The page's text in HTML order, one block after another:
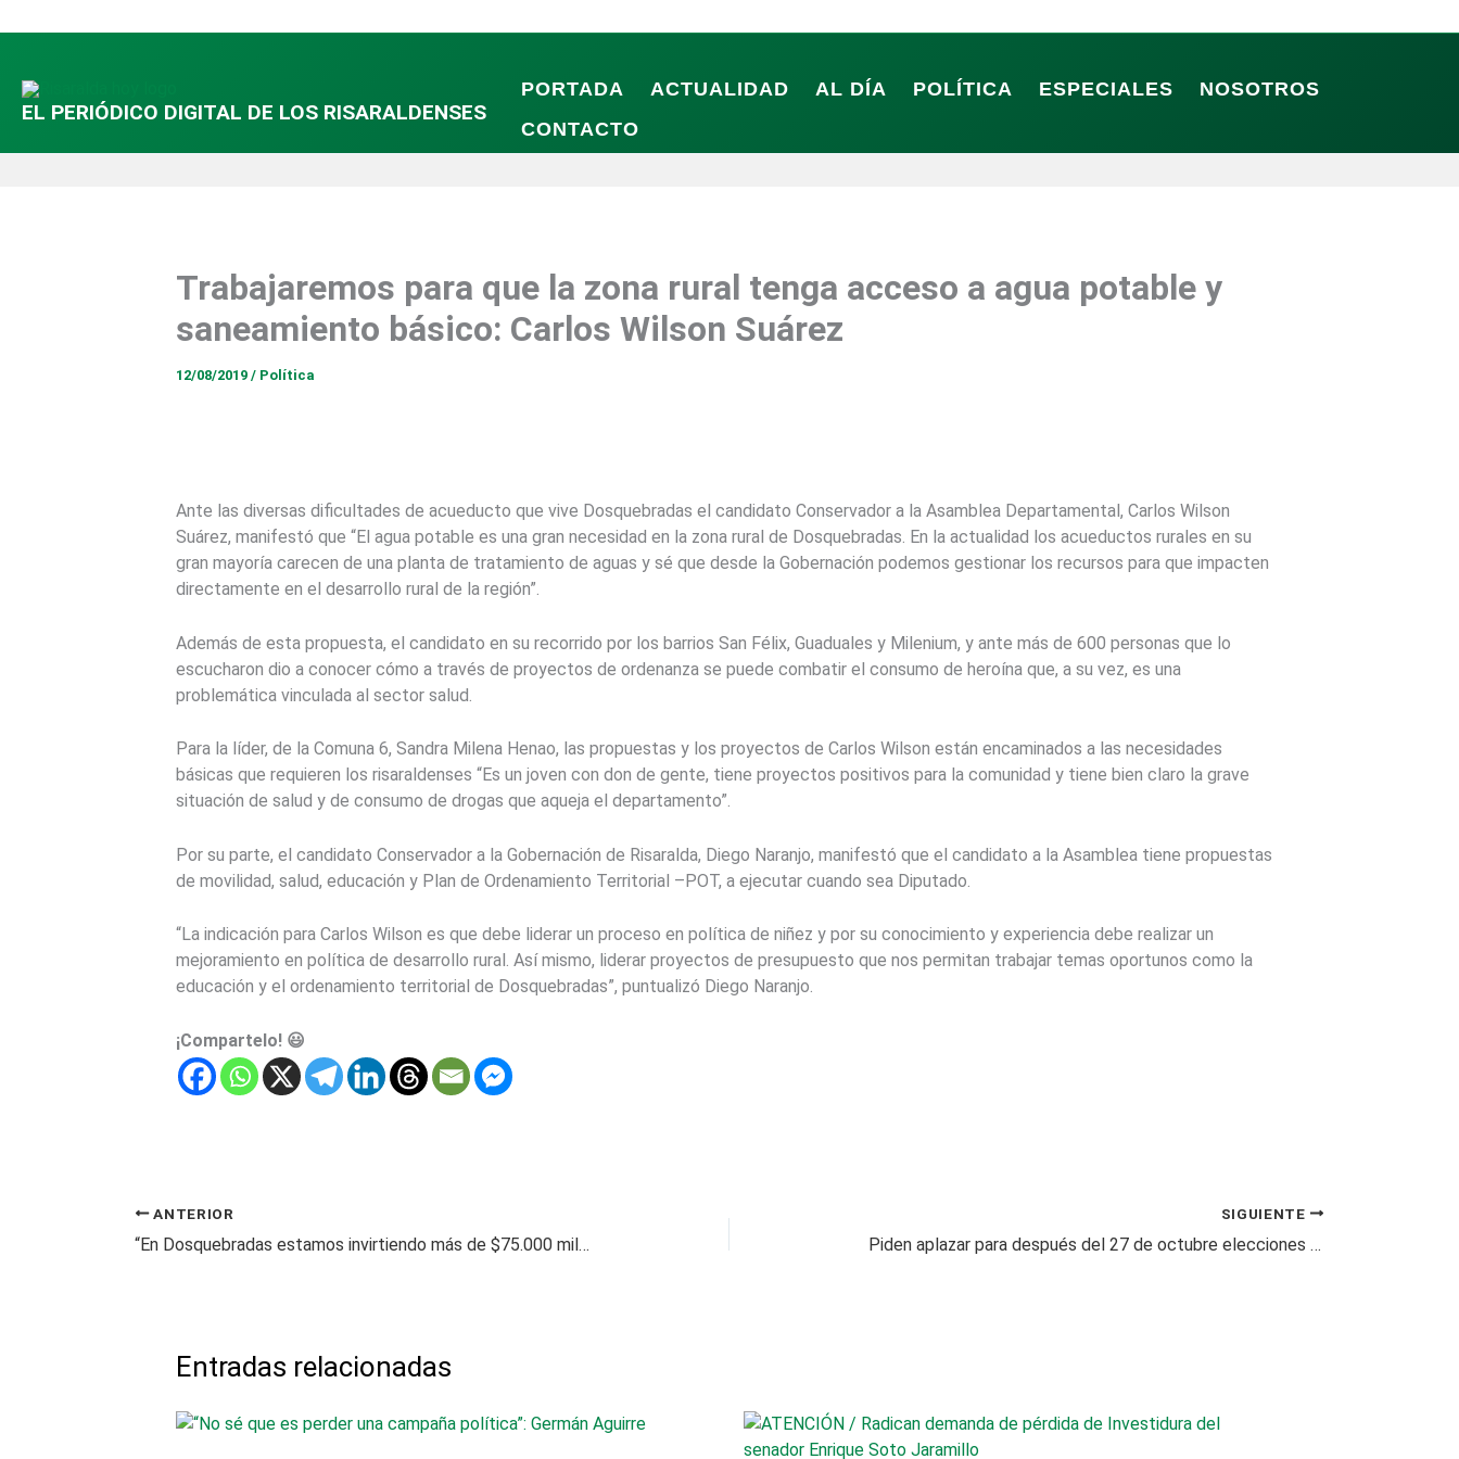
al
EL PERIÓDICO DIGITAL DE LOS RISARALDENSES
PORTADA ACTUALIDAD AL DÍA POLÍTICA ESPECIALES
NOSOTROS
CONTACTO
Trabajaremos para que la zona rural tenga acceso a agua potable y
saneamiento básico: Carlos Wilson Suárez
12/08/2019 / Política
Ante las diversas dificultades de acueducto que vive Dosquebradas el candidato Conservador a la Asamblea Departamental, Carlos Wilson
Suárez, manifestó que “El agua potable es una gran necesidad en la zona rural de Dosquebradas. En la actualidad los acueductos rurales en su
gran mayoría carecen de una planta de tratamiento de aguas y sé que desde la Gobernación podemos gestionar los recursos para que impacten
directamente en el desarrollo rural de la región”.
Además de esta propuesta, el candidato en su recorrido por los barrios San Félix, Guaduales y Milenium, y ante más de 600 personas que lo
escucharon dio a conocer cómo a través de proyectos de ordenanza se puede combatir el consumo de heroína que, a su vez, es una
problemática vinculada al sector salud.
Para la líder, de la Comuna 6, Sandra Milena Henao, las propuestas y los proyectos de Carlos Wilson están encaminados a las necesidades
básicas que requieren los risaraldenses “Es un joven con don de gente, tiene proyectos positivos para la comunidad y tiene bien claro la grave
situación de salud y de consumo de drogas que aqueja el departamento”.
Por su parte, el candidato Conservador a la Gobernación de Risaralda, Diego Naranjo, manifestó que el candidato a la Asamblea tiene propuestas
de movilidad, salud, educación y Plan de Ordenamiento Territorial –POT, a ejecutar cuando sea Diputado.
“La indicación para Carlos Wilson es que debe liderar un proceso en política de niñez y por su conocimiento y experiencia debe realizar un
mejoramiento en política de desarrollo rural. Así mismo, liderar proyectos de presupuesto que nos permitan trabajar temas oportunos como la
educación y el ordenamiento territorial de Dosquebradas”, puntualizó Diego Naranjo.
¡Compartelo! 😃
ANTERIOR
“En Dosquebradas estamos invirtiendo más de $75.000 millones”: Gobernador
SIGUIENTE
Piden aplazar para después del 27 de octubre elecciones de directores de las CAR
Entradas relacionadas